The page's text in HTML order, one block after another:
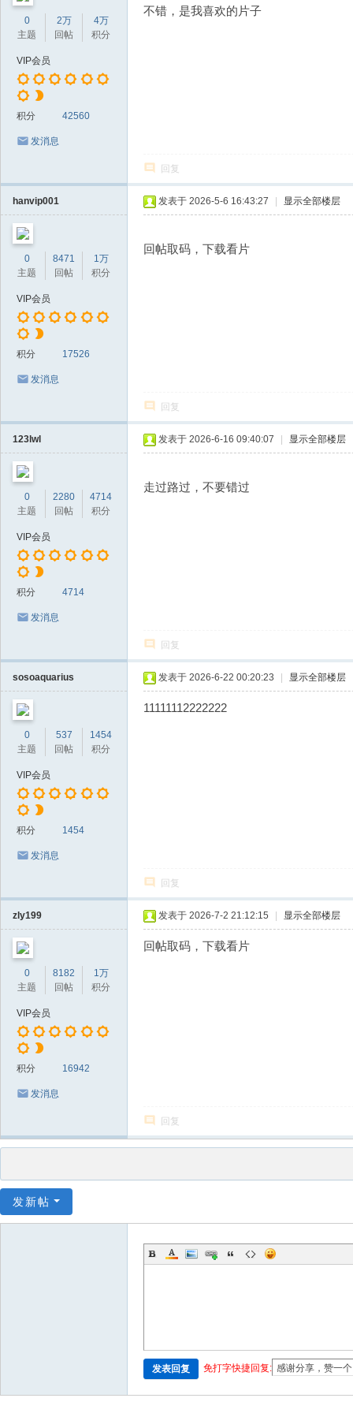
0
主题
2万
回帖
4万
积分
VIP会员
积分 42560
发消息
不错，是我喜欢的片子
回复
hanvip001
0
主题
8471
回帖
1万
积分
VIP会员
积分 17526
发消息
发表于 2026-5-6 16:43:27 显示全部楼层
回帖取码，下载看片
回复
123lwl
0
主题
2280
回帖
4714
积分
VIP会员
积分 4714
发消息
发表于 2026-6-16 09:40:07 显示全部楼层
走过路过，不要错过
回复
sosoaquarius
0
主题
537
回帖
1454
积分
VIP会员
积分 1454
发消息
发表于 2026-6-22 00:20:23 显示全部楼层
11111112222222
回复
zly199
0
主题
8182
回帖
1万
积分
VIP会员
积分 16942
发消息
发表于 2026-7-2 21:12:15 显示全部楼层
回帖取码，下载看片
回复
发新帖
发表回复 免打字快捷回复: